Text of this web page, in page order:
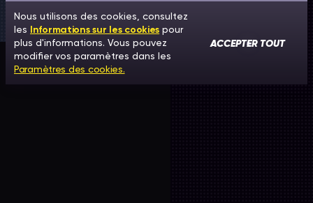
Nous utilisons des cookies, consultez
les Informations sur les cookies pour
plus d'informations. Vous pouvez
modifier vos paramètres dans les
Paramètres des cookies.
ACCEPTER TOUT